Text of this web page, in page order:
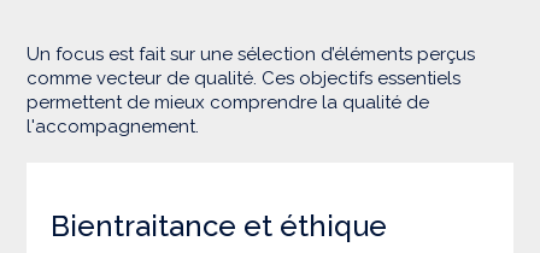
Un focus est fait sur une sélection d’éléments perçus
comme vecteur de qualité. Ces objectifs essentiels
permettent de mieux comprendre la qualité de
l'accompagnement.
Bientraitance et éthique